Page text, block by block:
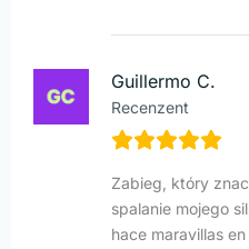
Guillermo C.
Recenzent
Zabieg, który
spalanie mojego
hace maravillas